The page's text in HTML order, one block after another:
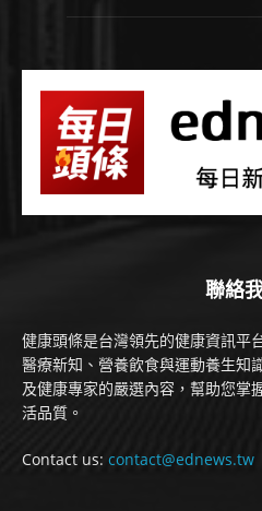
聯絡
健康頭條是台灣領先的健康資訊平
醫療新知、營養飲食與運動養生知
及健康專家的嚴選內容，幫助您掌
活品質。
Contact us: contact@ednews.tw